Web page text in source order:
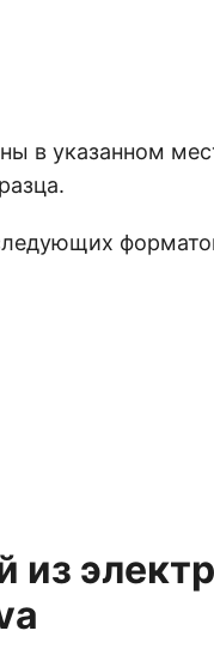
в указанном
из